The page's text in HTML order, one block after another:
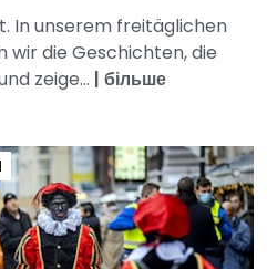
In unserem freitäglichen
wir die Geschichten, die
zeige... | більше